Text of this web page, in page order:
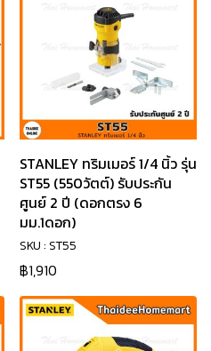
STANLEY ทริมเมอร์ 1/4 นิ้ว รุ่น
ST55 (550วัตต์) รับประกัน
ศูนย์ 2 ปี (ดอกตรง 6
มม.1ดอก)
SKU : ST55
฿1,910